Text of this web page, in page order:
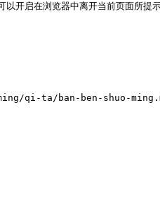
开启在浏览器中离开当前页面所提